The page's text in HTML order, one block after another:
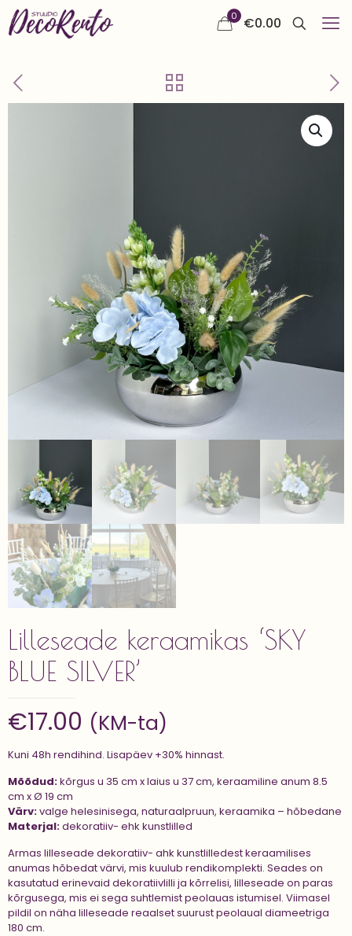
0 €0.00
Lilleseade keraamikas ‘SKY
BLUE SILVER’
€17.00 (KM-ta)
Kuni 48h rendihind. Lisapäev +30% hinnast.
Mõõdud:kõrgus u 35 cm x laius u 37 cm, keraamiline anum 8.5
cm x Ø 19 cm
Värv:valge helesinisega, naturaalpruun, keraamika – hõbedane
Materjal:dekoratiiv- ehk kunstlilled
Armas lilleseade dekoratiiv- ahk kunstlilledest keraamilises
anumas hõbedat värvi, mis kuulub rendikomplekti. Seades on
kasutatud erinevaid dekoratiivlilli ja kõrrelisi, lilleseade on paras
kõrgusega, mis ei sega suhtlemist peolauas istumisel. Viimasel
pildil on näha lilleseade reaalset suurust peolaual diameetriga
180 cm.